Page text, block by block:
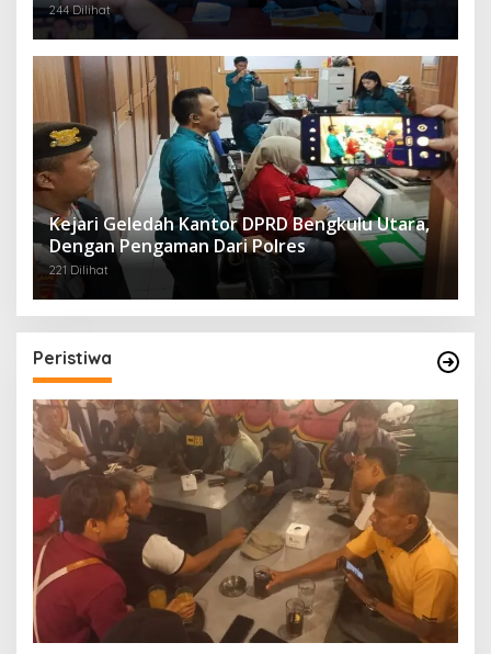
244 Dilihat
Kejari Geledah Kantor DPRD Bengkulu Utara,
Dengan Pengaman Dari Polres
221 Dilihat
Peristiwa